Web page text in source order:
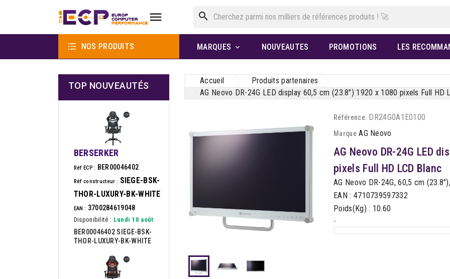
 search
 NOS PRODUITS MARQUES  NOUVEAUTES PROMOTIONS LES
TOP NOUVEAUTÉS
BERSERKER
Réf ECP : BER00046402
Réf constructeur : SIEGE-BSK-
THOR-LUXURY-BK-WHITE
EAN : 3700284619048
Disponibilité : Lundi 10 août
BER00046402 SIEGE-BSK-
THOR-LUXURY-BK-WHITE
Accueil
Produits partenaires
AG Neovo DR-24G LED display 60,5 cm (23.8") 1920 x 1080 pixels Full HD
Référence: DR24G0A1E0100
Marque AG Neovo
AG Neovo DR-24G LED
pixels Full HD LCD Blanc
AG Neovo DR-24G, 60,5 cm
EAN : 4710739597332
Poids(Kg) : 10.60
-